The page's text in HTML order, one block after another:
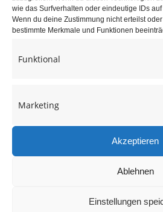
wie das Surfverhalten oder eindeutige IDs
Wenn du deine Zustimmung nicht erteilst
bestimmte Merkmale und Funktionen
Funktional
Marketing
Akzeptieren
Ablehnen
Einstellungen
adocom_Webservice 28